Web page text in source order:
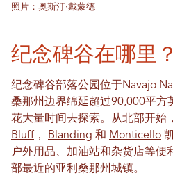
照片：奥斯汀·戴蒙德
纪念碑谷在哪里？
纪念碑谷部落公园位于Navajo
桑那州边界绵延超过90,000平方
花大量时间去探索。从北部开始
Bluff ， Blanding 和 Monticello
户外用品、加油站和杂货店等便
部最近的亚利桑那州城镇。